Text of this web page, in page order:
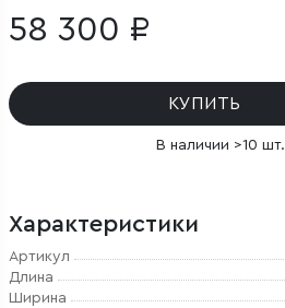
58 300 ₽
КУПИТЬ
В наличии >10 шт.
Характеристики
Артикул
Длина
Ширина